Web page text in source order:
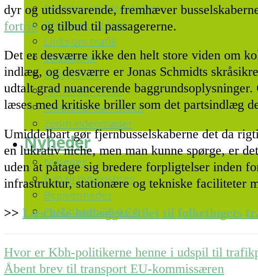
Detaljer om foreningen
Brochure og logo
Links om trafik
Vedtægter
Bestyrelsen
For medlemmer
Medlems mail listen
Zoom videomøder
Nyheder
Nyheder
E-mail nyhedsbrev
Begivenheder
Park dagen 20.9.24
dyr og utidssvarende, fremhæver
fortrin og tilbud til passagererne.
Det er desværre ikke den helt store viden om
indlæg, og desværre er Jonas Schmidts
udtalt grad nuancerende
læses med kritiske briller som det partsindlæg
Umiddelbart gør fjernbusselskaberne det da
en lukrativ niche, men man kunne spørge, er
uden at påtage sig bredere forpligtelser inden
infrastruktur, stationære og tekniske faciliteter
>> Læs hele indlægget stilet til folketingets
Post
navigation
Hvor er Kbh-politikerne henne i udspil til
Åbent brev til transport EU-kommissæren